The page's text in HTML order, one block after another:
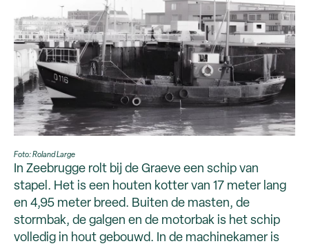
Foto: Roland Large
In Zeebrugge rolt bij de Graeve een schip van
stapel. Het is een houten kotter van 17 meter lang
en 4,95 meter breed. Buiten de masten, de
stormbak, de galgen en de motorbak is het schip
volledig in hout gebouwd. In de machinekamer is